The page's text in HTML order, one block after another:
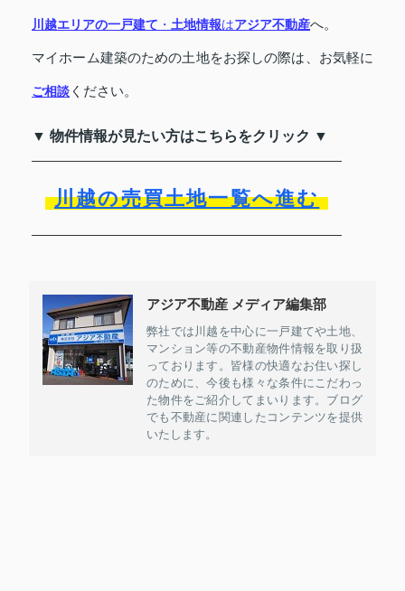
川越エリアの一戸建て ・ 土地情報はアジア不動産へ。
マイホーム建築のための土地をお探しの際は、お気軽に
ご相談 ください。
▼ 物件情報が見たい方はこちらをクリック ▼
川越の売買土地一覧へ進む
アジア不動産 メディア編集部
弊社では川越を中心に一戸建てや土地、
マンション等の不動産物件情報を取り扱
っております。皆様の快適なお住い探し
のために、今後も様々な条件にこだわっ
た物件をご紹介してまいります。ブログ
でも不動産に関連したコンテンツを提供
いたします。